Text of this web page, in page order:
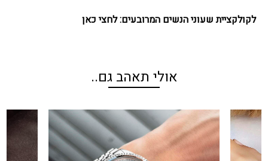
לקולקציית שעוני הנשים המרובעים:לחצי כאן